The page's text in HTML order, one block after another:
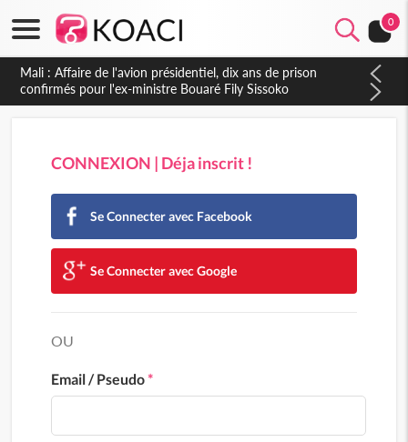
0
Nigeria : Le Togo et le Cameroun principaux acheteurs des
produits de la raffinerie Dangote en juillet
CONNEXION | Déja inscrit !
Se Connecter avec Facebook
Se Connecter avec Google
OU
Email / Pseudo*